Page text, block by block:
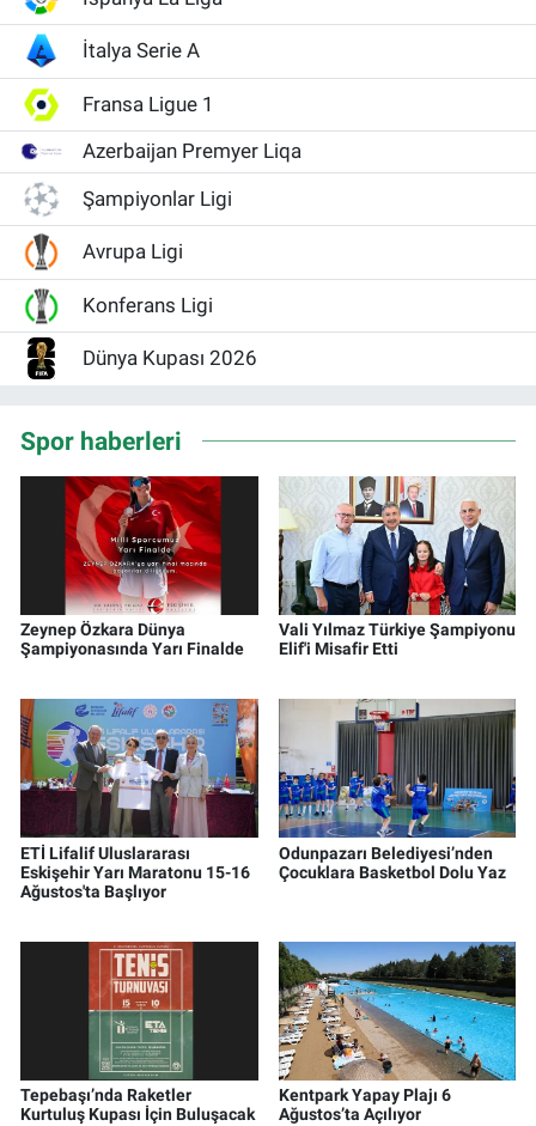
İtalya Serie A
Fransa Ligue 1
Azerbaijan Premyer Liqa
Şampiyonlar Ligi
Avrupa Ligi
Konferans Ligi
Dünya Kupası 2026
Spor haberleri
Zeynep Özkara Dünya
Şampiyonasında Yarı Finalde
Vali Yılmaz Türkiye Şampiyonu
Elif'i Misafir Etti
ETİ Lifalif Uluslararası
Eskişehir Yarı Maratonu 15-16
Ağustos'ta Başlıyor
Odunpazarı Belediyesi’nden
Çocuklara Basketbol Dolu Yaz
Tepebaşı’nda Raketler
Kurtuluş Kupası İçin Buluşacak
Kentpark Yapay Plajı 6
Ağustos’ta Açılıyor